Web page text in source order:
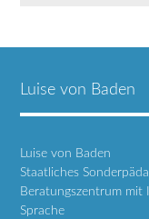
Luise von Baden
Luise von Baden
Staatliches
Beratungszentrum
Sprache